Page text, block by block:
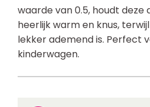
waarde van 0.5, houdt deze
heerlijk warm en knus,
lekker ademend is. Perfect
kinderwagen.